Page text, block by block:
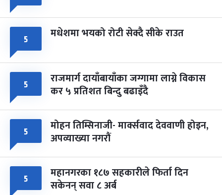
५ मधेशमा भयको रोटी सेक्दै सीके राउत
५ राजमार्ग दायाँबायाँका जग्गामा लाग्ने विकास
कर ५ प्रतिशत बिन्दु बढाइँदै
५ मोहन तिम्सिनाजी- मार्क्सवाद देववाणी होइन,
अपव्याख्या नगरौं
५ महानगरका १८७ सहकारीले फिर्ता दिन
सकेनन् सवा ८ अर्ब